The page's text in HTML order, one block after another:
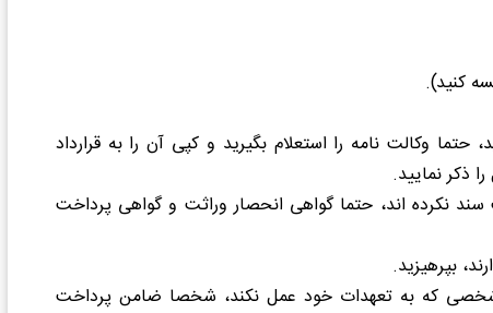
کنید).
وکالت نامه را استعلام بگیرید و کپی آن را به قرارداد
ذکر نمایید.
نکرده اند، حتما گواهی انحصار وراثت و گواهی پرداخت
بپرهیزید.
شخصی که به تعهدات خود عمل نکند، شخصا ضامن پرداخت